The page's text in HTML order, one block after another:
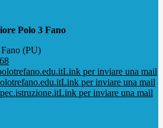
Polo 3 Fano
(PU)
Link per inviare una mail
Link per inviare una mail
Link per inviare una mail